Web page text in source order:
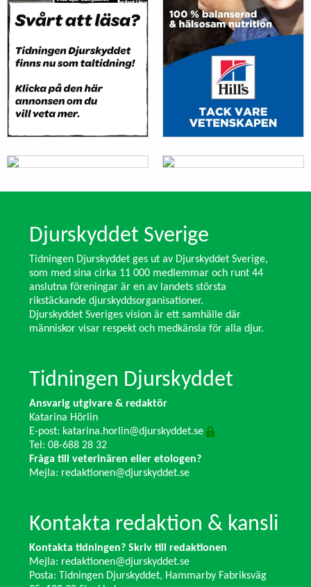
Djurskyddet Sverige
Tidningen Djurskyddet ges ut av Djurskyddet Sverige,
som med sina cirka 11 000 medlemmar och runt 44
anslutna föreningar är en av landets största
rikstäckande djurskyddsorganisationer.
Djurskyddet Sveriges vision är ett samhälle där
människor visar respekt och medkänsla för alla djur.
Tidningen Djurskyddet
Ansvarig utgivare & redaktör
Katarina Hörlin
E-post: katarina.horlin@djurskyddet.se
Tel: 08-688 28 32
Fråga till veterinären eller etologen?
Mejla: redaktionen@djurskyddet.se
Kontakta redaktion & kansli
Kontakta tidningen? Skriv till redaktionen
Mejla: redaktionen@djurskyddet.se
Posta: Tidningen Djurskyddet, Hammarby Fabriksväg